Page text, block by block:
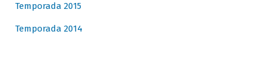
Temporada 2015
Temporada 2014